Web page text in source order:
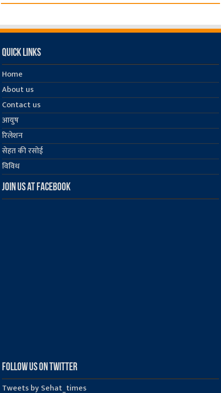
Quick Links
Home
About us
Contact us
आयुष
रिलेशन
सेहत की रसोई
विविध
Join us at Facebook
Follow us on Twitter
Tweets by Sehat_times